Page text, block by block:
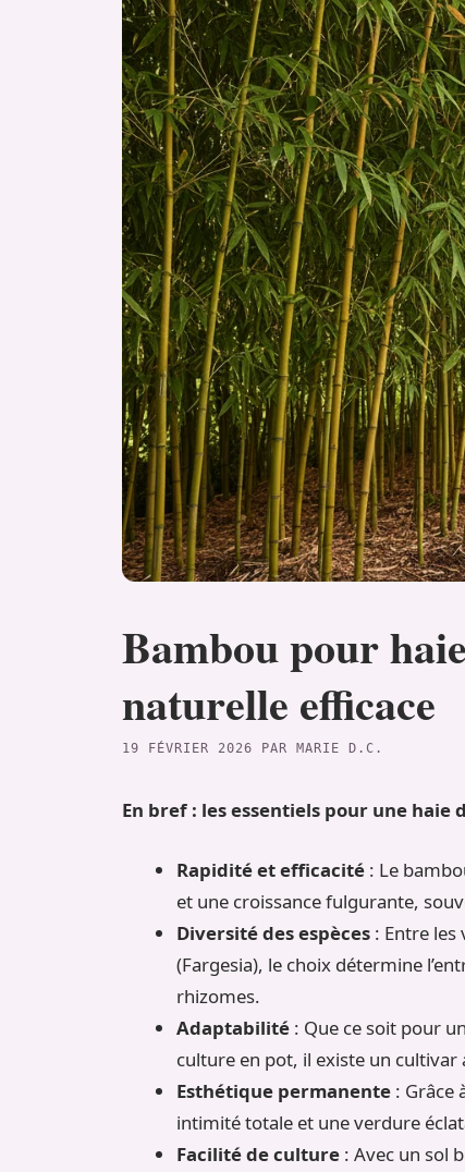
Bambou pour
naturelle efficace
19 FÉVRIER 2026 PAR MARIE D.C.
En bref : les essentiels pour une haie
Rapidité et efficacité : Le
et une croissance fulgurante,
Diversité des espèces : Entre
(Fargesia), le choix détermine
rhizomes.
Adaptabilité : Que ce soit pour
culture en pot, il existe un
Esthétique permanente : Grâce
intimité totale et une verdure
Facilité de culture : Avec un sol